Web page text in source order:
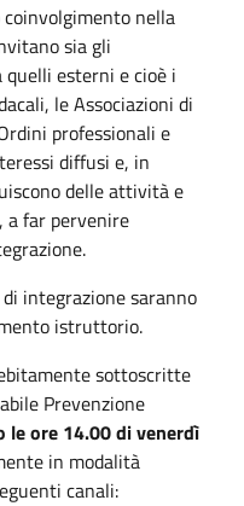
nella
sia gli
esterni e cioè i
le Associazioni di
professionali e
diffusi e, in
delle attività e
a far pervenire
integrazione saranno
istruttorio.
sottoscritte
Prevenzione
le ore 14.00 di venerdì
in modalità
canali: